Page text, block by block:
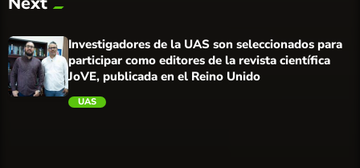
Investigadores de la UAS son seleccionados para
participar como editores de la revista científica
JoVE, publicada en el Reino Unido
UAS